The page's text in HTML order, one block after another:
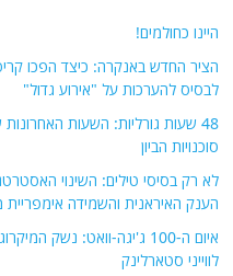
היינו כחולמים!
הציר החדש באנקרה: כיצד הפכו
לבסיס להערכות על "אירוע גדול"
48 שעות גורליות: השעות
סוכנויות הביון
הענק האיראנית והשמידה אימפריית
איום ה-100 ג'יגה-וואט:
לווייני סטארלינק